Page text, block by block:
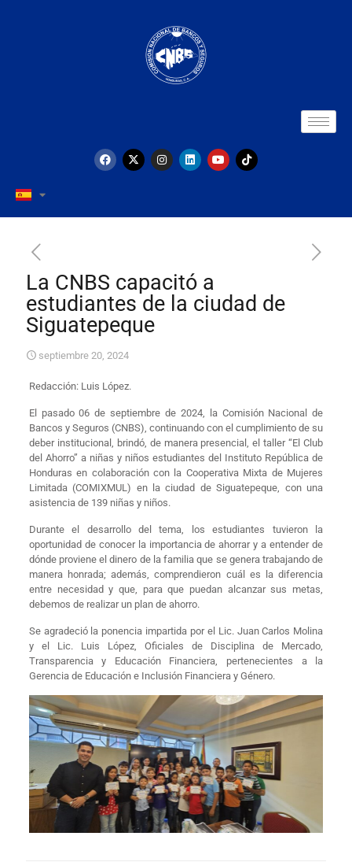
La CNBS capacitó a
estudiantes de la ciudad de
Siguatepeque
septiembre 20, 2024
Redacción: Luis López.
El pasado 06 de septiembre de 2024, la Comisión Nacional de
Bancos y Seguros (CNBS), continuando con el cumplimiento de su
deber institucional, brindó, de manera presencial, el taller “El Club
del Ahorro” a niñas y niños estudiantes del Instituto República de
Honduras en colaboración con la Cooperativa Mixta de Mujeres
Limitada (COMIXMUL) en la ciudad de Siguatepeque, con una
asistencia de 139 niñas y niños.
Durante el desarrollo del tema, los estudiantes tuvieron la
oportunidad de conocer la importancia de ahorrar y a entender de
dónde proviene el dinero de la familia que se genera trabajando de
manera honrada; además, comprendieron cuál es la diferencia
entre necesidad y que, para que puedan alcanzar sus metas,
debemos de realizar un plan de ahorro.
Se agradeció la ponencia impartida por el Lic. Juan Carlos Molina
y el Lic. Luis López, Oficiales de Disciplina de Mercado,
Transparencia y Educación Financiera, pertenecientes a la
Gerencia de Educación e Inclusión Financiera y Género.